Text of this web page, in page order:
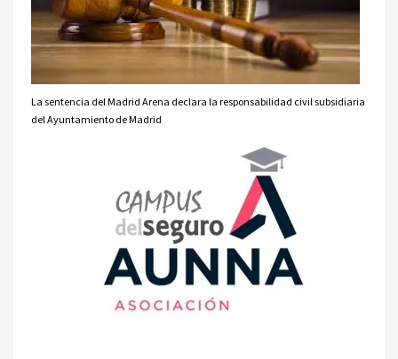
La sentencia del Madrid Arena declara la responsabilidad civil subsidiaria
del Ayuntamiento de Madrid